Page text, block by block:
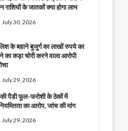
राशियों के जातकों क्या होगा लाभ
July 30, 2026
के बहाने बुजुर्ग का लाखों रुपये का
का कड़ा चोरी करने वाला आरोपी
July 29, 2026
पैडी फूल-फरोशी के ठेकों में
का आरोप, जांच की मांग
July 29, 2026